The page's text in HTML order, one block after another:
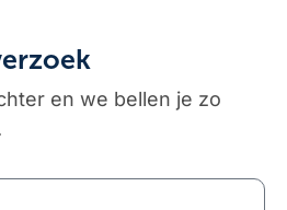
en we bellen je zo